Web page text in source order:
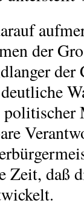
der
der
Zeit, daß